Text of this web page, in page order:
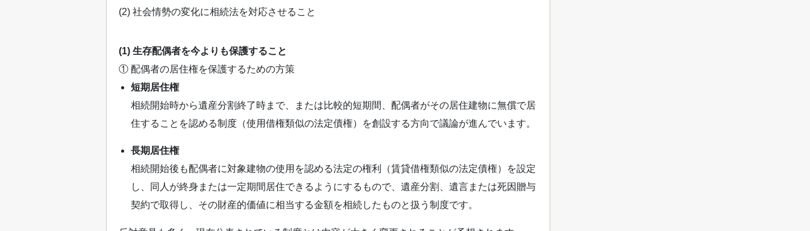
(2) 社会情勢の変化に相続法を対応させること
(1) 生存配偶者を今よりも保護すること
① 配偶者の居住権を保護するための方策
短期居住権
相続開始時から遺産分割終了時まで、または比較的短期間、配偶者がその居住建物に無償で居
住することを認める制度（使用借権類似の法定債権）を創設する方向で議論が進んでいます。
長期居住権
相続開始後も配偶者に対象建物の使用を認める法定の権利（賃貸借権類似の法定債権）を設定
し、同人が終身または一定期間居住できるようにするもので、遺産分割、遺言または死因贈与
契約で取得し、その財産的価値に相当する金額を相続したものと扱う制度です。